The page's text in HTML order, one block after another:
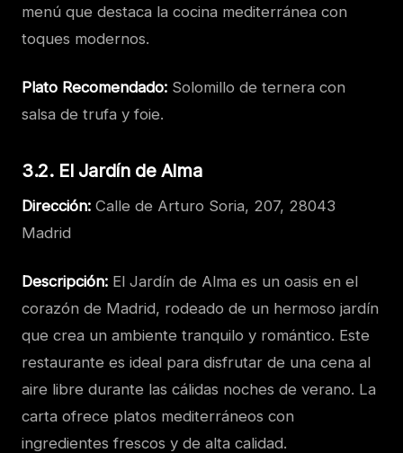
menú que destaca la cocina mediterránea con
toques modernos.
Plato Recomendado: Solomillo de ternera con
salsa de trufa y foie.
3.2. El Jardín de Alma
Dirección: Calle de Arturo Soria, 207, 28043
Madrid
Descripción: El Jardín de Alma es un oasis en el
corazón de Madrid, rodeado de un hermoso jardín
que crea un ambiente tranquilo y romántico. Este
restaurante es ideal para disfrutar de una cena al
aire libre durante las cálidas noches de verano. La
carta ofrece platos mediterráneos con
ingredientes frescos y de alta calidad.